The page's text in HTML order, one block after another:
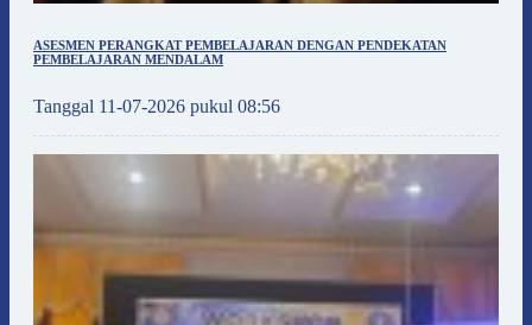
ASESMEN PERANGKAT PEMBELAJARAN DENGAN PENDEKATAN
PEMBELAJARAN MENDALAM
Tanggal 11-07-2026 pukul 08:56